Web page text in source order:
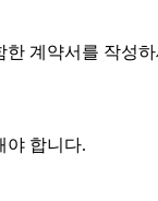
계약서를 작성
야 합니다.